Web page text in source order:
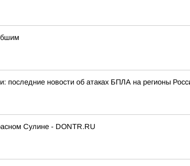
новости об атаках БПЛА на регионы
Сулине - DONTR.RU